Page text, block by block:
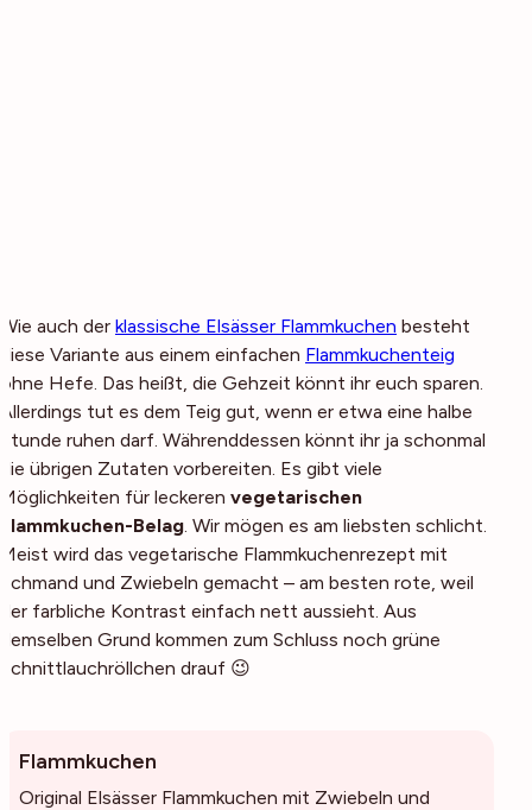
Wie auch der klassische Elsässer Flammkuchen besteht
diese Variante aus einem einfachen Flammkuchenteig
ohne Hefe. Das heißt, die Gehzeit könnt ihr euch sparen.
Allerdings tut es dem Teig gut, wenn er etwa eine halbe
Stunde ruhen darf. Währenddessen könnt ihr ja schonmal
die übrigen Zutaten vorbereiten. Es gibt viele
Möglichkeiten für leckeren vegetarischen
Flammkuchen-Belag. Wir mögen es am liebsten schlicht.
Meist wird das vegetarische Flammkuchenrezept mit
Schmand und Zwiebeln gemacht – am besten rote, weil
der farbliche Kontrast einfach nett aussieht. Aus
demselben Grund kommen zum Schluss noch grüne
Schnittlauchröllchen drauf 😉
Flammkuchen
Original Elsässer Flammkuchen mit Zwiebeln und